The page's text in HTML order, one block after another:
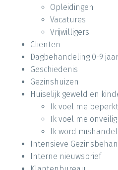
Opleidingen
Vacatures
Vrijwilligers
Clienten
Dagbehandeling 0-9 jaar
Geschiedenis
Gezinshuizen
Huiselijk geweld en
Ik voel me
Ik voel me onveilig
Ik word
Intensieve
Interne nieuwsbrief